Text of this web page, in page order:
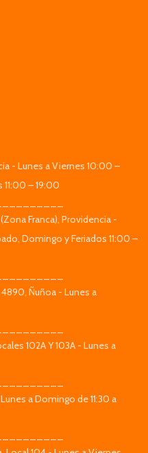
- Lunes a Viernes 10:00 –
– 19:00
Franca), Providencia -
Domingo y Feriados 11:00 –
Ñuñoa - Lunes a
102A Y 103A - Lunes a
a Domingo de 11:30 a